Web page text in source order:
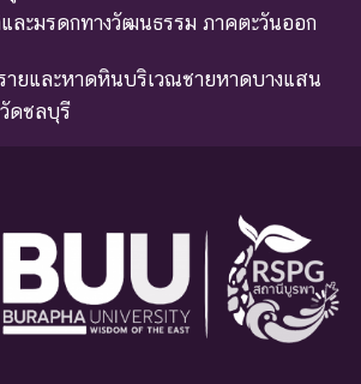
ละมรดกทางวัฒนธรรม ภาคตะวันออก
ายและหาดหินบริเวณชายหาดบางแสน
ดชลบุรี